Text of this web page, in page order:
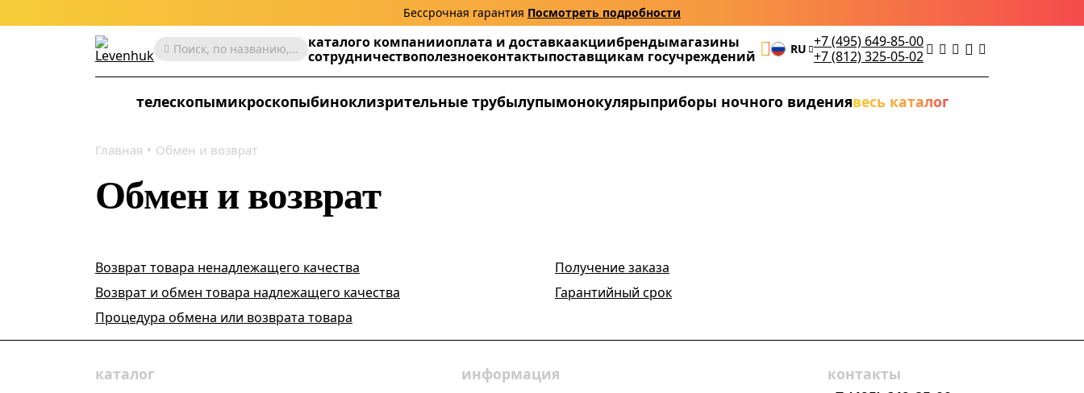
Бессрочная гарантия Посмотреть подробности
Поиск, по названию, артикулу, категории и др. каталого компанииоплата и доставкаакциибрендымагазины
сотрудничествополезноеконтактыпоставщикам госучреждений RU +7 (495) 649-85-00
+7 (812) 325-05-02
телескопымикроскопыбиноклизрительные трубылупымонокулярыприборы ночного видениявесь каталог
Главная Обмен и возврат
Обмен и возврат
Возврат товара ненадлежащего качества
Возврат и обмен товара надлежащего качества
Процедура обмена или возврата товара
Получение заказа
Гарантийный срок
каталог информация
контакты